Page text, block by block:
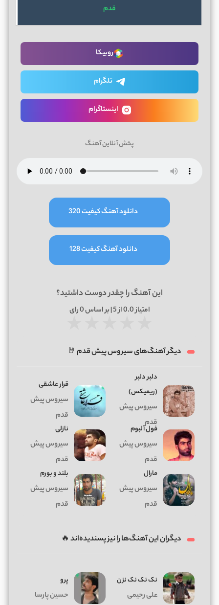
قدم
روبیکا
تلگرام
اینستاگرام
پخش آنلاین آهنگ
دانلود آهنگ کیفیت 320
دانلود آهنگ کیفیت 128
این آهنگ را چقدر دوست داشتید؟
امتیاز0.0از 5 | بر اساس 0رای
دیگر آهنگ‌های سیروس پیش قدم 🤘
دلبر دلبر
(ریمیکس)
سیروس پیش
قدم
قرار عاشقی
سیروس پیش
قدم
فول آلبوم
سیروس پیش
قدم
نازلی
سیروس پیش
قدم
مارال
سیروس پیش
قدم
بلند و بورم
سیروس پیش
قدم
دیگران این آهنگ‌ها را نیز پسندیده‌اند 🔥
نک نک نک نزن
علی رحیمی
پرو
حسین پارسا